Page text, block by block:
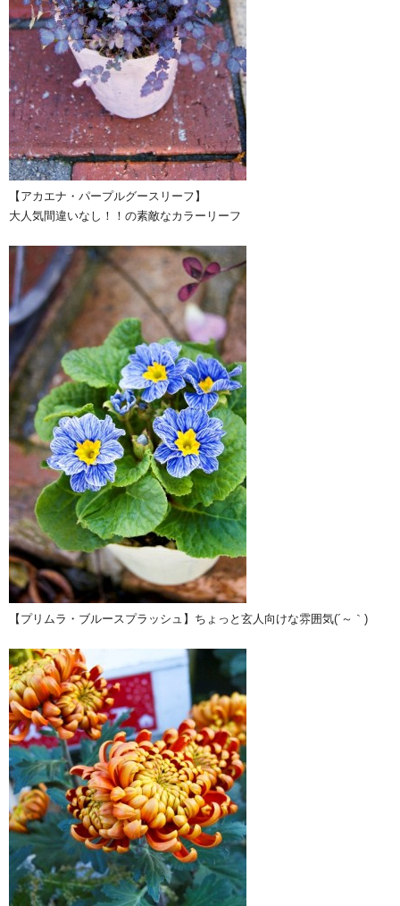
【アカエナ・パープルグースリーフ】
大人気間違いなし！！の素敵なカラーリーフ
【プリムラ・ブルースプラッシュ】ちょっと玄人向けな雰囲気(´～｀)